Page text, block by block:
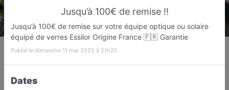
ATOL Mon Opticien Fréjus
Jusqu’à 100€ de remise ‼️
Jusqu’à 100€ de remise sur votre équipe optique ou solaire
équipé de verres Essilor Origine France 🇫🇷 Garantie
Publié le dimanche 11 mai 2025 à 21h25
Dates